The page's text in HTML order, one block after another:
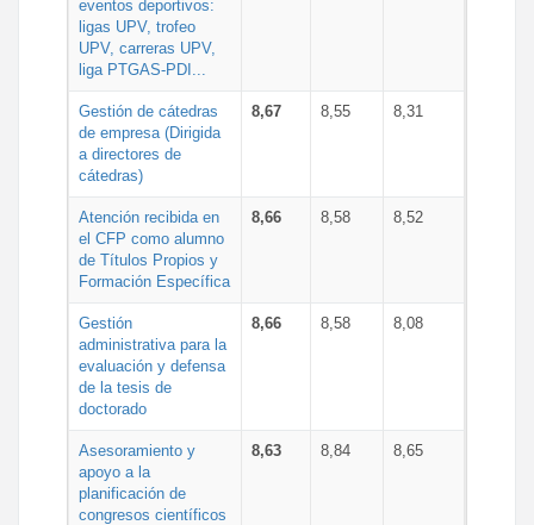
eventos deportivos:
ligas UPV, trofeo
UPV, carreras UPV,
liga PTGAS-PDI...
Gestión de cátedras
de empresa (Dirigida
a directores de
cátedras)
8,67 8,55 8,31
Atención recibida en
el CFP como alumno
de Títulos Propios y
Formación Específica
8,66 8,58 8,52
Gestión
administrativa para la
evaluación y defensa
de la tesis de
doctorado
8,66 8,58 8,08
Asesoramiento y
apoyo a la
planificación de
congresos científicos
8,63 8,84 8,65